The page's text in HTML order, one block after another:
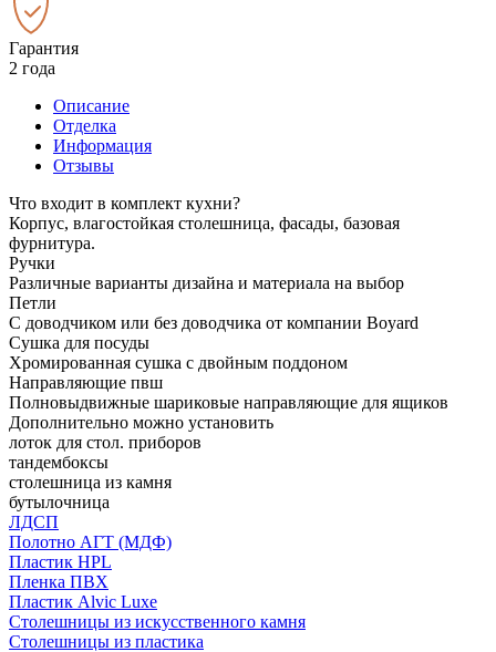
Гарантия
2 года
Описание
Отделка
Информация
Отзывы
Что входит в комплект кухни?
Корпус, влагостойкая столешница, фасады, базовая
фурнитура.
Ручки
Различные варианты дизайна и материала на выбор
Петли
С доводчиком или без доводчика от компании Boyard
Сушка для посуды
Хромированная сушка с двойным поддоном
Направляющие пвш
Полновыдвижные шариковые направляющие для ящиков
Дополнительно можно установить
лоток для стол. приборов
тандембоксы
столешница из камня
бутылочница
ЛДСП
Полотно АГТ (МДФ)
Пластик HPL
Пленка ПВХ
Пластик Alvic Luxe
Столешницы из искусственного камня
Столешницы из пластика